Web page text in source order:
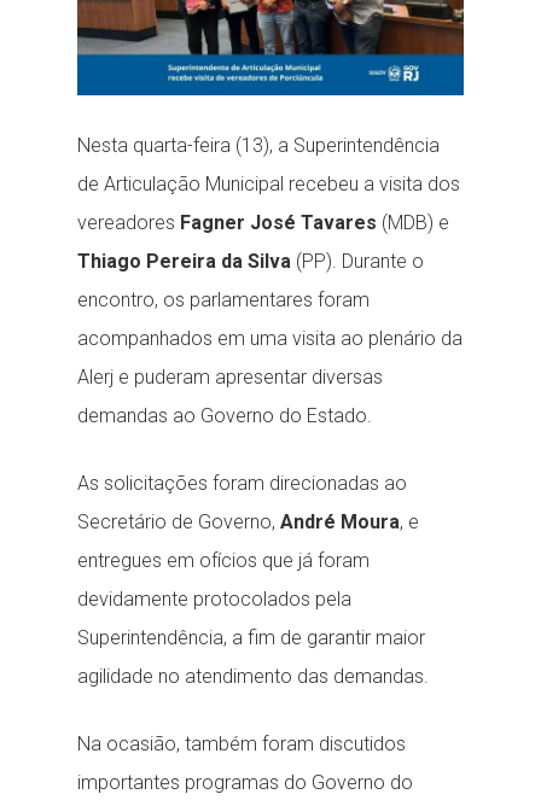
Nesta quarta-feira (13), a Superintendência
de Articulação Municipal recebeu a visita dos
vereadores Fagner José Tavares (MDB) e
Thiago Pereira da Silva (PP). Durante o
encontro, os parlamentares foram
acompanhados em uma visita ao plenário da
Alerj e puderam apresentar diversas
demandas ao Governo do Estado.
As solicitações foram direcionadas ao
Secretário de Governo, André Moura, e
entregues em ofícios que já foram
devidamente protocolados pela
Superintendência, a fim de garantir maior
agilidade no atendimento das demandas.
Na ocasião, também foram discutidos
importantes programas do Governo do